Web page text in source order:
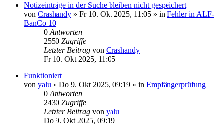
Notizeinträge in der Suche bleiben nicht gespeichert
von Crashandy » Fr 10. Okt 2025, 11:05 » in Fehler in ALF-
BanCo 10
0 Antworten
2550 Zugriffe
Letzter Beitrag von Crashandy
Fr 10. Okt 2025, 11:05
Funktioniert
von yalu » Do 9. Okt 2025, 09:19 » in Empfängerprüfung
0 Antworten
2430 Zugriffe
Letzter Beitrag von yalu
Do 9. Okt 2025, 09:19